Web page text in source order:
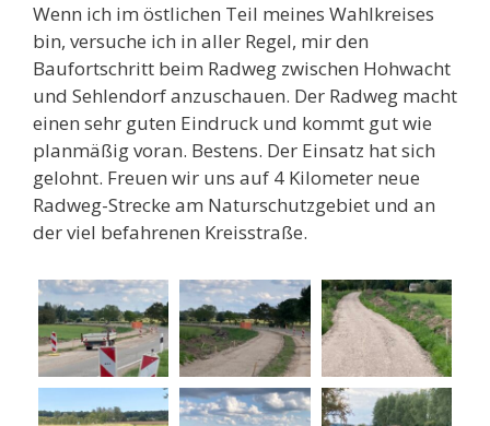
Wenn ich im östlichen Teil meines Wahlkreises
bin, versuche ich in aller Regel, mir den
Baufortschritt beim Radweg zwischen Hohwacht
und Sehlendorf anzuschauen. Der Radweg macht
einen sehr guten Eindruck und kommt gut wie
planmäßig voran. Bestens. Der Einsatz hat sich
gelohnt. Freuen wir uns auf 4 Kilometer neue
Radweg-Strecke am Naturschutzgebiet und an
der viel befahrenen Kreisstraße.